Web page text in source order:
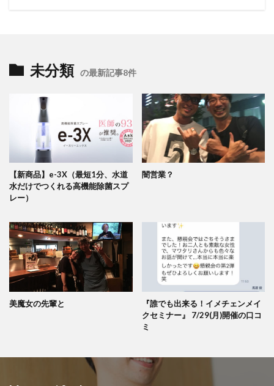
未分類 の最新記事8件
【新商品】e-3X（最短1分、水道
水だけでつくれる高機能除菌スプ
レー）
闇営業？
美魔女の先輩と
『誰でも出来る！イメチェンメイ
クセミナー』 7/29(月)開催の口コ
ミ